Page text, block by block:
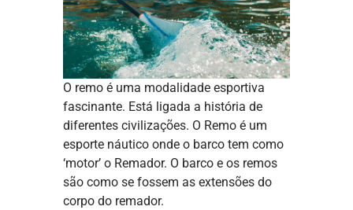
O remo é uma modalidade esportiva
fascinante. Está ligada a história de
diferentes civilizações. O Remo é um
esporte náutico onde o barco tem como
‘motor’ o Remador. O barco e os remos
são como se fossem as extensões do
corpo do remador.